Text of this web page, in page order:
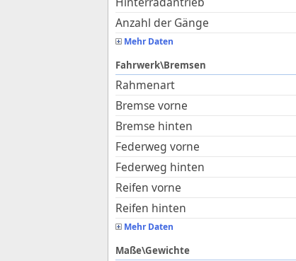
Anzahl der Gänge
Mehr Daten
Fahrwerk\Bremsen
Rahmenart
Bremse vorne
Bremse hinten
Federweg vorne
Federweg hinten
Reifen vorne
Reifen hinten
Mehr Daten
Maße\Gewichte